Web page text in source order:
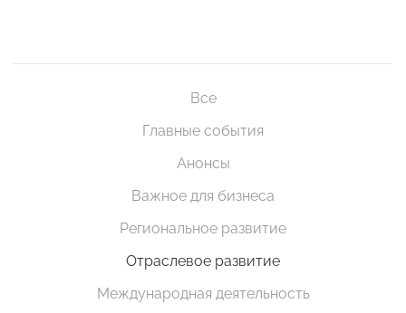
Все
Главные события
Анонсы
Важное для бизнеса
Региональное развитие
Отраслевое развитие
Международная деятельность